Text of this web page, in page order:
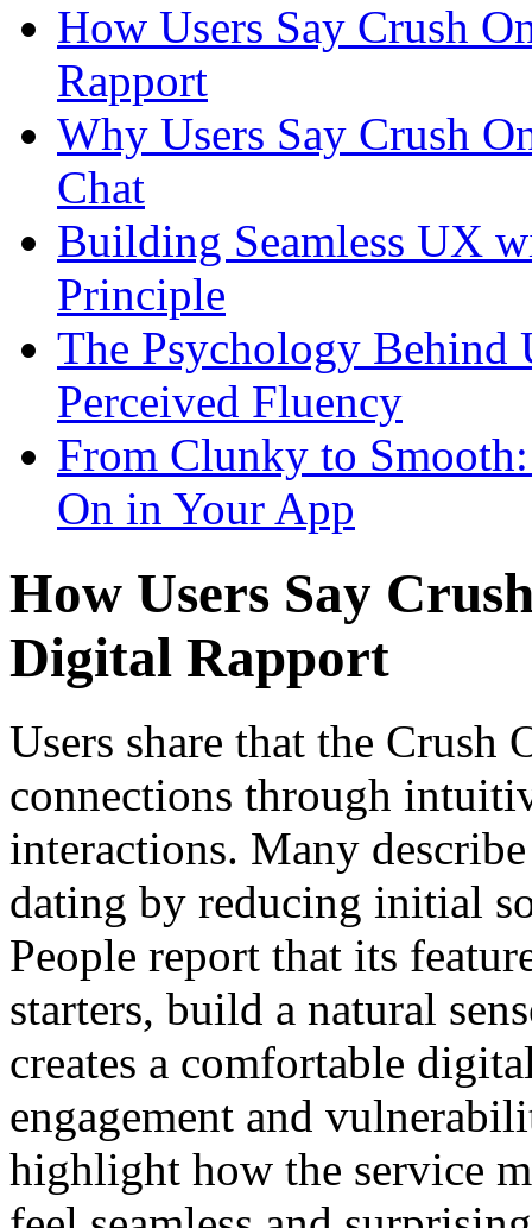
How Users Say Crush
Rapport
Why Users Say Crush
Chat
Building Seamless UX
Principle
The Psychology Behind
Perceived Fluency
From Clunky to
On in Your App
How Users Say
Digital Rapport
Users share that the Crush
connections through
interactions. Many
dating by reducing initial
People report that its
starters, build a natural
creates a comfortable
engagement and
highlight how the service